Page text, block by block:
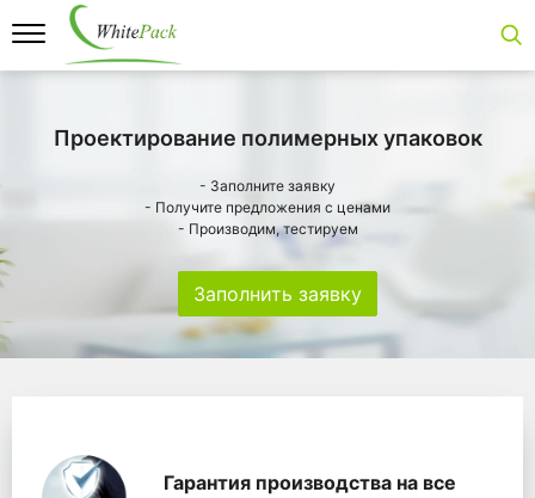
Проектирование полимерных упаковок
- Заполните заявку
- Получите предложения с ценами
- Производим, тестируем
Заполнить заявку
WhitePackГарантия производства на все